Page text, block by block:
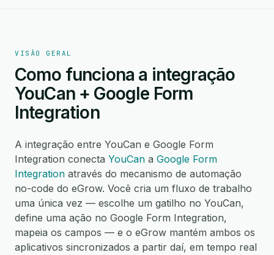
VISÃO GERAL
Como funciona a integração
YouCan + Google Form
Integration
A integração entre YouCan e Google Form
Integration conecta YouCan a Google Form
Integration através do mecanismo de automação
no-code do eGrow. Você cria um fluxo de trabalho
uma única vez — escolhe um gatilho no YouCan,
define uma ação no Google Form Integration,
mapeia os campos — e o eGrow mantém ambos os
aplicativos sincronizados a partir daí, em tempo real